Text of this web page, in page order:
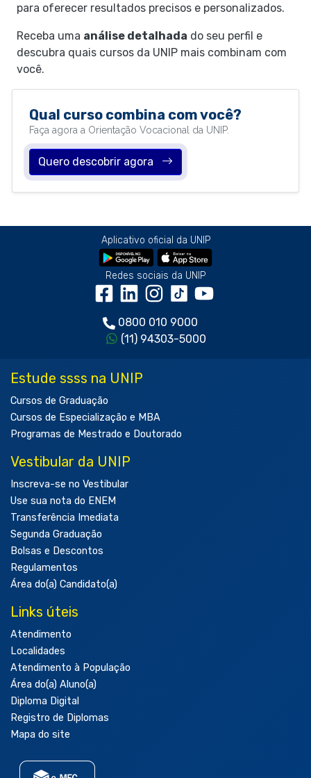
para oferecer resultados precisos e personalizados.
Receba uma análise detalhada do seu perfil e
descubra quais cursos da UNIP mais combinam com
você.
Qual curso combina com você?
Faça agora a Orientação Vocacional da UNIP.
Quero descobrir agora
Aplicativo oficial da UNIP
Redes sociais da UNIP
0800 010 9000
(11) 94303-5000
Estude ssss na UNIP
Cursos de Graduação
Cursos de Especialização e MBA
Programas de Mestrado e Doutorado
Vestibular da UNIP
Inscreva-se no Vestibular
Use sua nota do ENEM
Transferência Imediata
Segunda Graduação
Bolsas e Descontos
Regulamentos
Área do(a) Candidato(a)
Links úteis
Atendimento
Localidades
Atendimento à População
Área do(a) Aluno(a)
Diploma Digital
Registro de Diplomas
Mapa do site